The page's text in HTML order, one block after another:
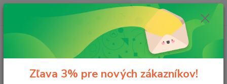
Hľadať
ks
za 0,00 EUR
Zľava 3% pre nových zákazníkov!